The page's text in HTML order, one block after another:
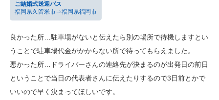
ご結婚式送迎バス
福岡県久留米市⇒福岡県福岡市
良かった所…駐車場がないと伝えたら別の場所で待機しますとい
うことで駐車場代金がかからない所で待ってもらえました。
悪かった所…ドライバーさんの連絡先が決まるのが出発日の前日
ということで当日の代表者さんに伝えたりするので3日前とかで
いいので早く決まってほしいです。